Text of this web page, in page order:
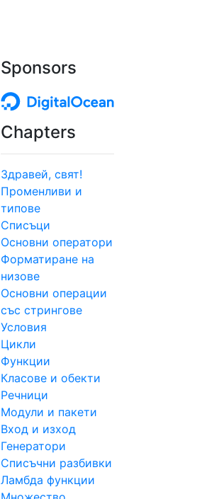
Sponsors
Chapters
Здравей, свят!
Променливи и
типове
Списъци
Основни оператори
Форматиране на
низове
Основни операции
със стрингове
Условия
Цикли
Функции
Класове и обекти
Речници
Модули и пакети
Вход и изход
Генератори
Списъчни разбивки
Ламбда функции